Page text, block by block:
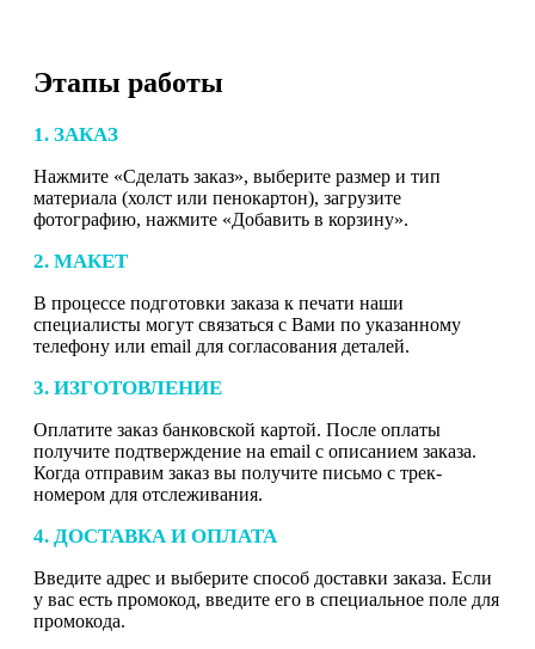
Этапы работы
1. ЗАКАЗ
Нажмите «Сделать заказ», выберите размер и тип
материала (холст или пенокартон), загрузите
фотографию, нажмите «Добавить в корзину».
2. МАКЕТ
В процессе подготовки заказа к печати наши
специалисты могут связаться с Вами по указанному
телефону или email для согласования деталей.
3. ИЗГОТОВЛЕНИЕ
Оплатите заказ банковской картой. После оплаты
получите подтверждение на email с описанием заказа.
Когда отправим заказ вы получите письмо с трек-
номером для отслеживания.
4. ДОСТАВКА И ОПЛАТА
Введите адрес и выберите способ доставки заказа. Если
у вас есть промокод, введите его в специальное поле для
промокода.